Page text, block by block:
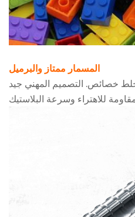
المسمار ممتاز والبرميل
خصائص. التصميم المهني جيد
للاهتراء وسرعة البلاستيك